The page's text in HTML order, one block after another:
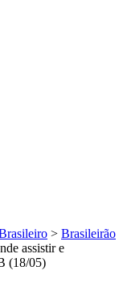
> Brasileirão
assistir e
(18/05)